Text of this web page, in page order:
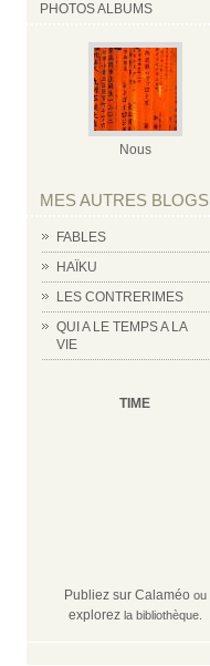
PHOTOS ALBUMS
Nous
MES AUTRES BLOGS
FABLES
HAÏKU
LES CONTRERIMES
QUI A LE TEMPS A LA
VIE
TIME
Publiez sur Calaméo ou
explorez la bibliothèque.